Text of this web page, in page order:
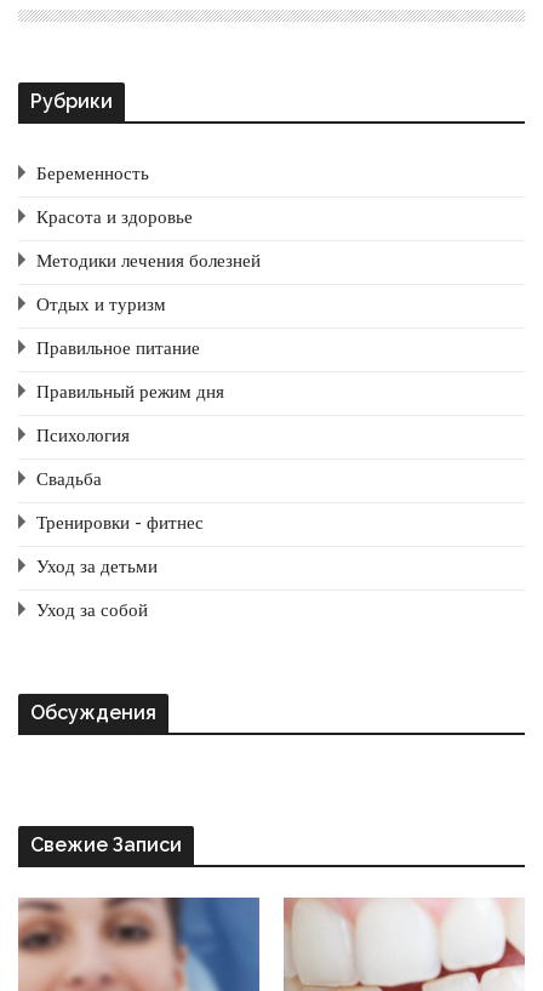
ЗАПИСИ
Рубрики
Беременность
Красота и здоровье
Методики лечения болезней
Отдых и туризм
Правильное питание
Правильный режим дня
Психология
Свадьба
Тренировки - фитнес
Уход за детьми
Уход за собой
Обсуждения
Свежие Записи